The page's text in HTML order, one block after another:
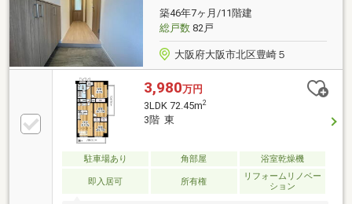
分〇フードショップグッディ中津店 徒歩4分
築46年7ヶ月/11階建
総戸数82戸
大阪府大阪市北区豊崎５
3,980万円
3LDK 72.45m2
3階 東
駐車場あり 角部屋 浴室乾燥機
即入居可 所有権
リフォームリノベー
ション